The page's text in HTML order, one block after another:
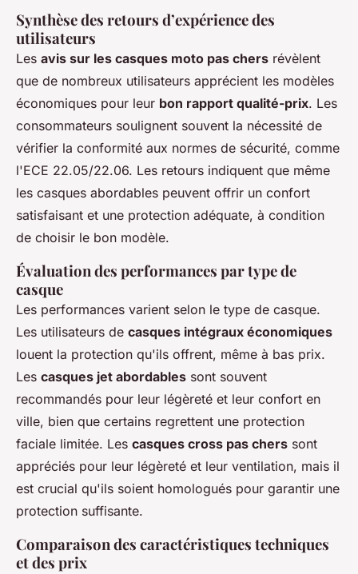
Synthèse des retours d’expérience des
utilisateurs
Les avis sur les casques moto pas chers révèlent
que de nombreux utilisateurs apprécient les modèles
économiques pour leur bon rapport qualité-prix. Les
consommateurs soulignent souvent la nécessité de
vérifier la conformité aux normes de sécurité, comme
l'ECE 22.05/22.06. Les retours indiquent que même
les casques abordables peuvent offrir un confort
satisfaisant et une protection adéquate, à condition
de choisir le bon modèle.
Évaluation des performances par type de
casque
Les performances varient selon le type de casque.
Les utilisateurs de casques intégraux économiques
louent la protection qu'ils offrent, même à bas prix.
Les casques jet abordables sont souvent
recommandés pour leur légèreté et leur confort en
ville, bien que certains regrettent une protection
faciale limitée. Les casques cross pas chers sont
appréciés pour leur légèreté et leur ventilation, mais il
est crucial qu'ils soient homologués pour garantir une
protection suffisante.
Comparaison des caractéristiques techniques
et des prix